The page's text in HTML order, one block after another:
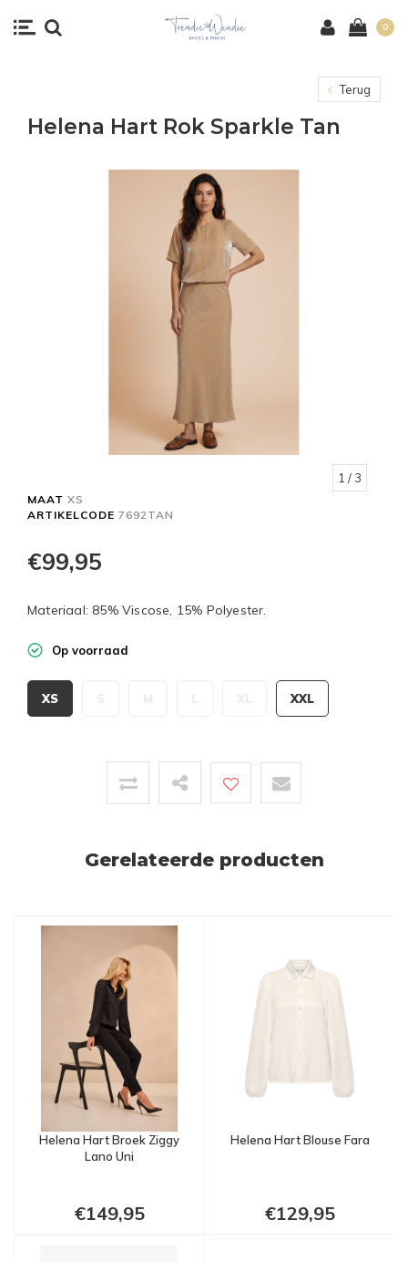
0
Terug
Helena Hart Rok Sparkle Tan
1 / 3
MAAT XS
ARTIKELCODE 7692TAN
€99,95
Materiaal: 85% Viscose, 15% Polyester.
Op voorraad
XS XXL
Gerelateerde producten
Helena Hart Broek Ziggy
Lano Uni
€149,95
Helena Hart Blouse Fara
€129,95